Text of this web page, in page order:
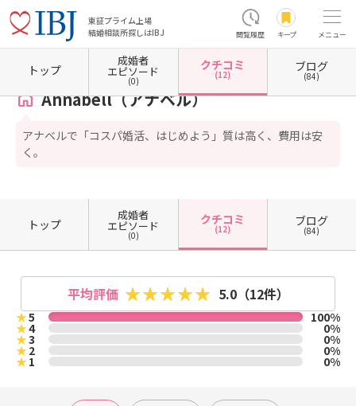
東証プライム上場
結婚相談所探しはIBJ
閲覧履歴 キープ メニュー
ホーム 山口県の結婚相談所 山口県宇部市 Annabell（アナベル） クチコミ一覧
Annabell（アナベル）
アナベルで「コスパ婚活、はじめよう」質は高く、費用は安
く。
トップ
成婚者
エピソード
(0)
クチコミ
(12)
ブログ
(84)
トップ
成婚者
エピソード
(0)
クチコミ
(12)
ブログ
(84)
平均評価 5.0（12件）
★5 100%
★4 0%
★3 0%
★2 0%
★1 0%